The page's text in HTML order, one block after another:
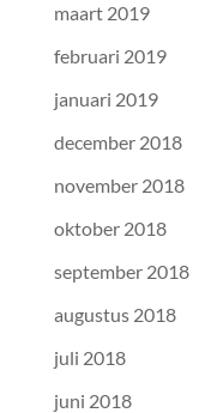
maart 2019
februari 2019
januari 2019
december 2018
november 2018
oktober 2018
september 2018
augustus 2018
juli 2018
juni 2018